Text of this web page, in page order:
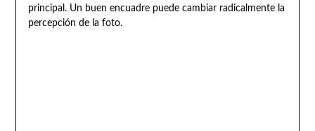
principal. Un buen encuadre puede cambiar radicalmente la
percepción de la foto.